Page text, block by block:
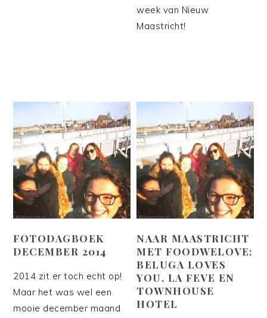
week van Nieuw
Maastricht!
FOTODAGBOEK
DECEMBER 2014
2014 zit er toch echt op!
Maar het was wel een
mooie december maand
NAAR MAASTRICHT
MET FOODWELOVE:
BELUGA LOVES
YOU, LA FEVE EN
TOWNHOUSE
HOTEL